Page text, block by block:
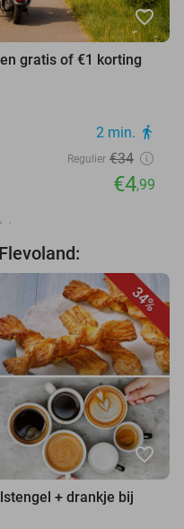
favorite_border
gratis of €1 korting
2 min. directions_walk
Regulier €34
€4,99
34%
favorite_border
+ drankje bij